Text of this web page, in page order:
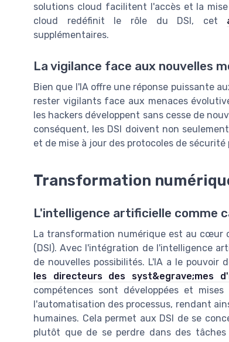
solutions cloud facilitent l'accès et la
cloud redéfinit le rôle du DSI, cet
supplémentaires.
La vigilance face aux nouvelles
Bien que l'IA offre une réponse puissante
rester vigilants face aux menaces
les hackers développent sans cesse de
conséquent, les DSI doivent non
et de mise à jour des protocoles de
Transformation
L'intelligence artificielle comme
La transformation numérique est au cœur
(DSI). Avec l'intégration de l'intelligence
de nouvelles possibilités. L'IA a le pouvoir
les directeurs des syst&egrave;mes
compétences sont développées et
l'automatisation des processus, rendant
humaines. Cela permet aux DSI de se
plutôt que de se perdre dans des